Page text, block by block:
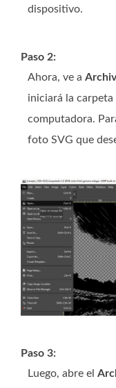
dispositivo.
Paso 2:
Ahora, ve a
iniciará la
computadora.
foto SVG que
Paso 3:
Luego, abre el